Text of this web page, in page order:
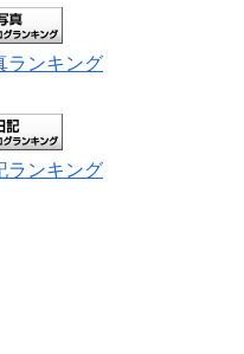
ランキング
ランキング